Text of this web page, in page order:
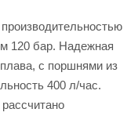
120 бар. Надежная
с поршнями из
400 л/час.